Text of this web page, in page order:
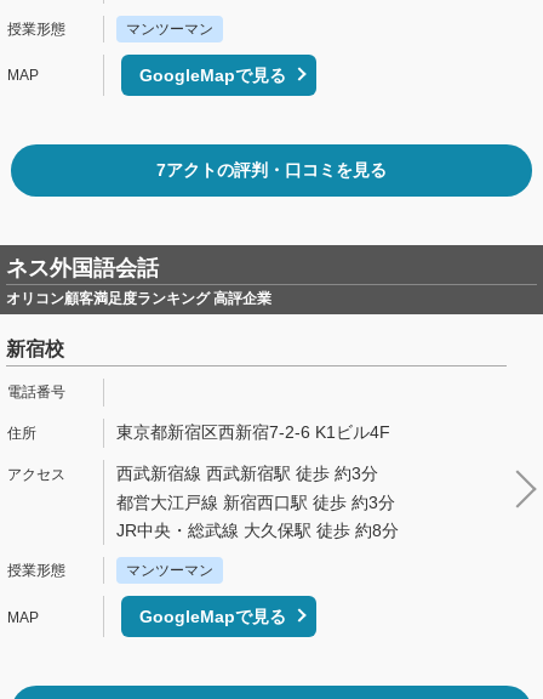
マンツーマン
GoogleMapで見る
7アクトの評判・口コミを見る
ネス外国語会話
オリコン顧客満足度ランキング 高評企業
新宿校
東京都新宿区西新宿7-2-6 K1ビル4F
西武新宿線 西武新宿駅 徒歩 約3分
都営大江戸線 新宿西口駅 徒歩 約3分
JR中央・総武線 大久保駅 徒歩 約8分
マンツーマン
GoogleMapで見る